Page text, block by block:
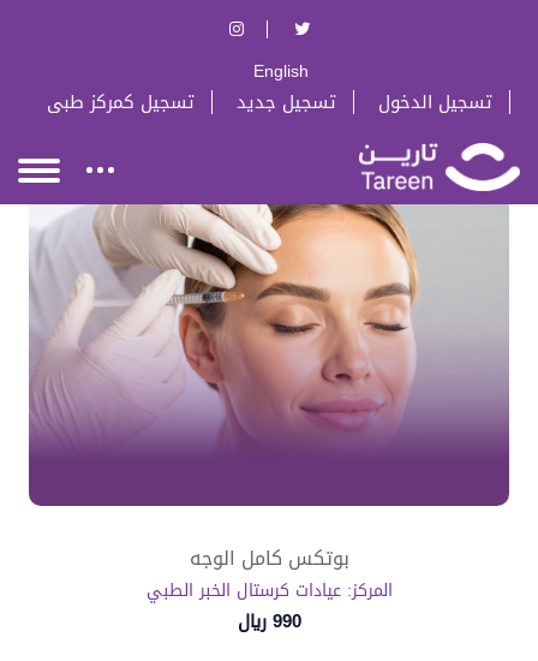
English
تسجيل الدخول تسجيل جديد تسجيل كمركز طبى
بوتكس كامل الوجه
المركز: عيادات كرستال الخبر الطبي
990 ريال